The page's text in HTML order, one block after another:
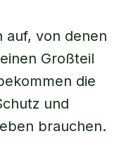
auf, von denen
Großteil
die
und
brauchen.